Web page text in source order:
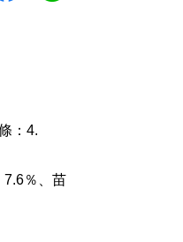
：4.
7.6％、苗